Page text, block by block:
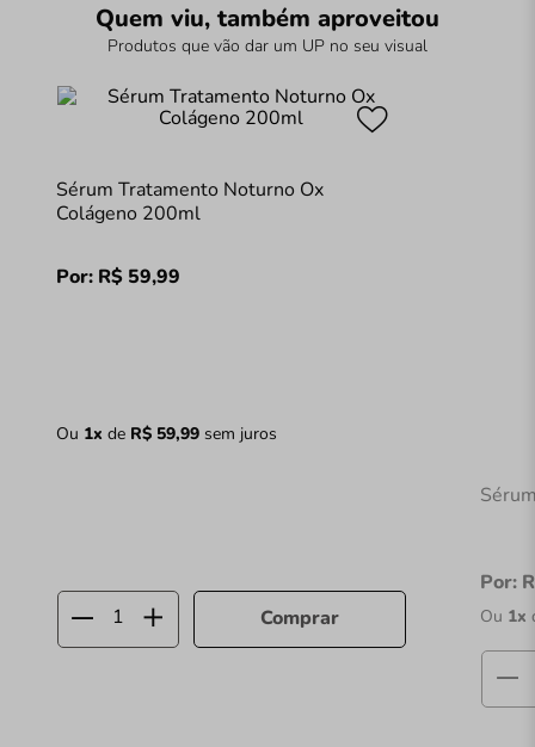
Quem viu, também aproveitou
Produtos que vão dar um UP no seu visual
Sérum Tratamento Noturno Ox
Colágeno 200ml
Por: R$ 59,99
Ou 1x de R$ 59,99sem juros
Comprar
Por:
Ou 1x